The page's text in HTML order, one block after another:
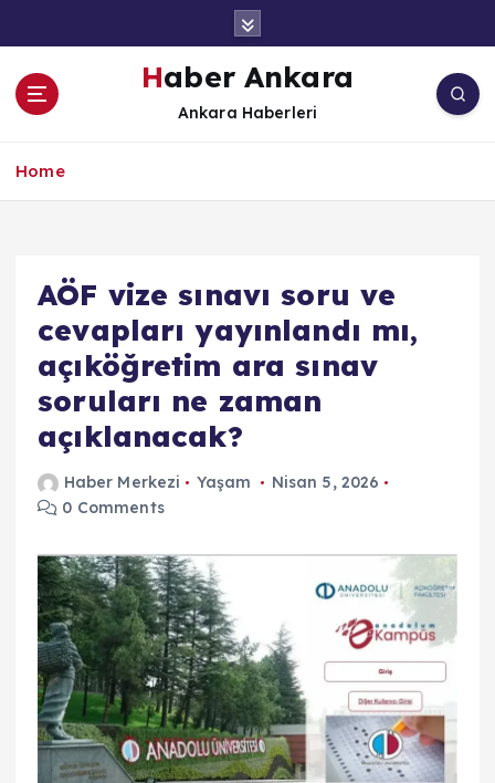
Haber Ankara
Ankara Haberleri
Home
AÖF vize sınavı soru ve
cevapları yayınlandı mı,
açıköğretim ara sınav
soruları ne zaman
açıklanacak?
Haber Merkezi Yaşam
Nisan 5, 2026
0 Comments